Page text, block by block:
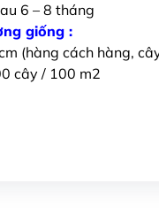
6 – 8 tháng
giống :
(hàng cách hàng,
cây / 100 m2